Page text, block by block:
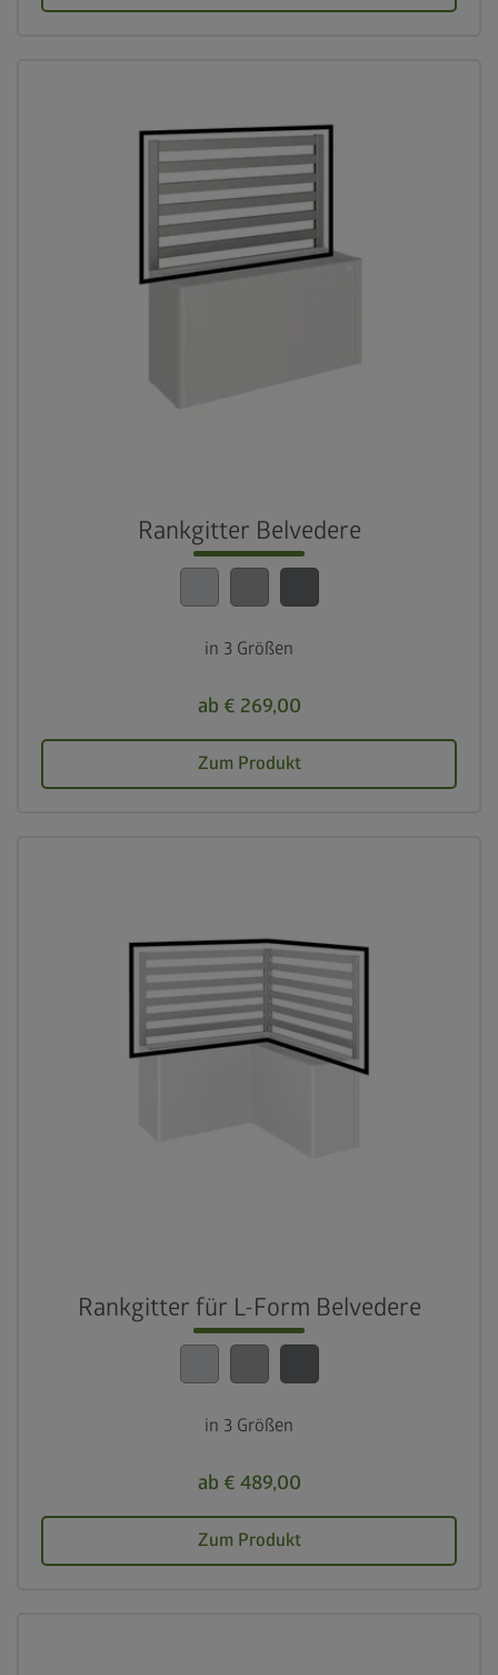
Rankgitter Belvedere
in 3 Größen
ab € 269,00
Zum Produkt
Rankgitter für L-Form Belvedere
in 3 Größen
ab € 489,00
Zum Produkt